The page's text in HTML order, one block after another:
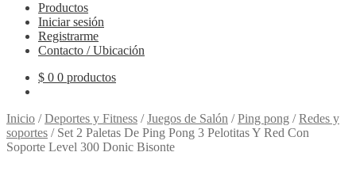
Productos
Iniciar sesión
Registrarme
Contacto / Ubicación
$ 0 0 productos
Inicio /Deportes y Fitness /Juegos de Salón /Ping pong /Redes y
soportes / Set 2 Paletas De Ping Pong 3 Pelotitas Y Red Con
Soporte Level 300 Donic Bisonte